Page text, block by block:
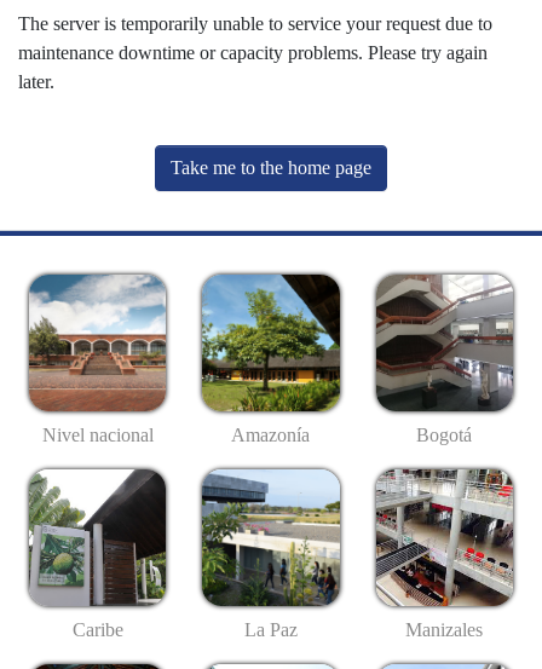
The server is temporarily unable to service your request due to
maintenance downtime or capacity problems. Please try again
later.
Take me to the home page
Nivel nacional Amazonía Bogotá
Caribe La Paz Manizales